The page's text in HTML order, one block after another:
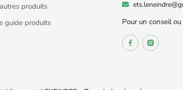
produits
guide produits
Pour un conseil